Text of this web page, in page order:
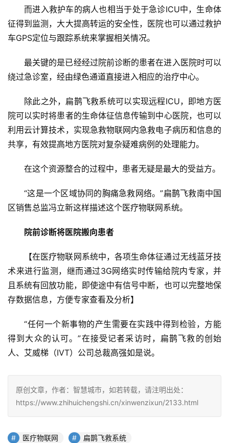
而进入救护车的病人也相当于处于急诊ICU中，生命体
征得到监测，大大提高转运的安全性，医院也可以通过救护
车GPS定位与跟踪系统来掌握相关情况。
最关键的是已经经过院前诊断的患者在进入医院时可以
绕过急诊室，经由绿色通道直接进入相应的治疗中心。
除此之外，扁鹊飞救系统可以实现远程ICU，即地方医
院可以实时将患者的生命体征信息传输到中心医院，也可以
利用云计算技术，实现急救物联网内急救电子病历和信息的
共享，有效提高地方医院对复杂疑难病例的处理能力。
在这个资源整合的过程中，患者无疑是最大的受益方。
“这是一个区域协同的胸痛急救网络。”扁鹊飞救南中国
区销售总监冯立新这样描述这个医疗物联网系统。
院前诊断将医院搬向患者
【在医疗物联网系统中，各项生命体征通过无线蓝牙技
术来进行监测，继而通过3G网络实时传输给院内专家，并
且系统有回放功能，即使途中有信号中断，也可以完整地保
存数据信息，方便专家查看及分析】
“任何一个新事物的产生需要在实践中得到检验，方能
得到大众的认可。”在接受记者采访时，扁鹊飞救的创始
人、艾威梯（IVT）公司总裁高强如是说。
原创文章，作者：智慧城市，如若转载，请注明出处：
https://www.zhihuichengshi.cn/xinwenzixun/2133.html
医疗物联网 扁鹊飞救系统